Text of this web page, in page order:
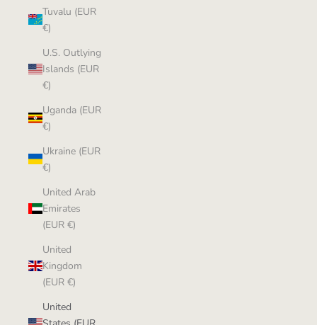
Tuvalu (EUR
€)
U.S. Outlying
Islands (EUR
€)
Uganda (EUR
€)
Ukraine (EUR
€)
United Arab
Emirates
(EUR €)
United
Kingdom
(EUR €)
United